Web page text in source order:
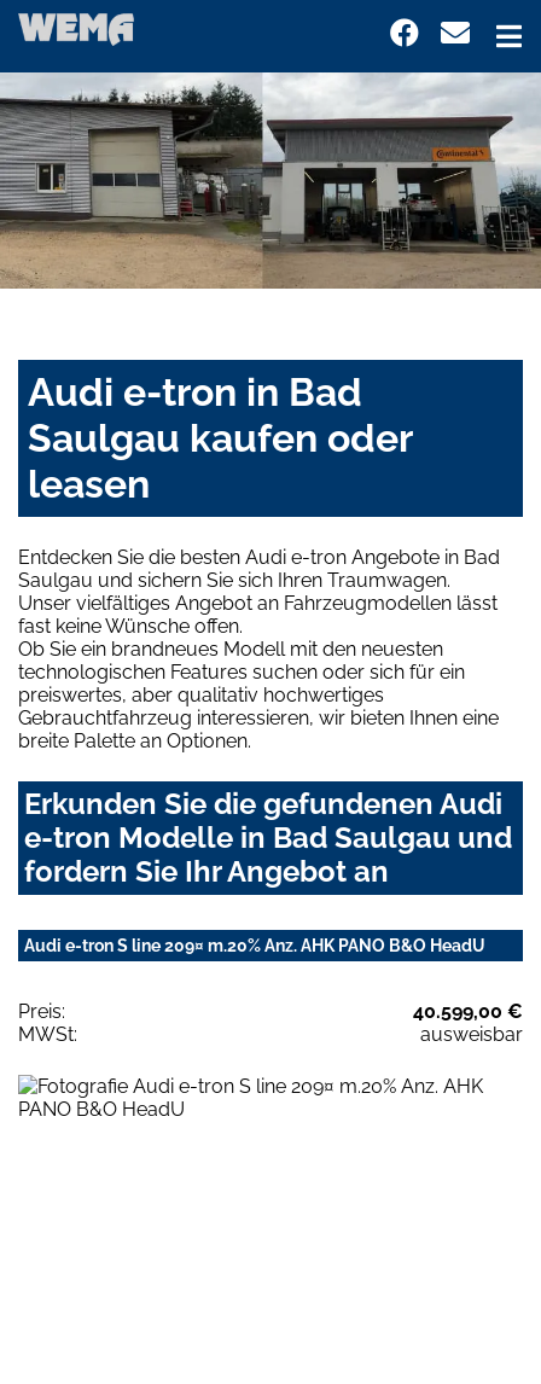
Audi e-tron in Bad
Saulgau kaufen oder
leasen
Entdecken Sie die besten Audi e-tron Angebote in Bad
Saulgau und sichern Sie sich Ihren Traumwagen.
Unser vielfältiges Angebot an Fahrzeugmodellen lässt
fast keine Wünsche offen.
Ob Sie ein brandneues Modell mit den neuesten
technologischen Features suchen oder sich für ein
preiswertes, aber qualitativ hochwertiges
Gebrauchtfahrzeug interessieren, wir bieten Ihnen eine
breite Palette an Optionen.
Erkunden Sie die gefundenen Audi
e-tron Modelle in Bad Saulgau und
fordern Sie Ihr Angebot an
Audi e-tron S line 209¤ m.20% Anz. AHK PANO B&O HeadU
Preis:
40.599,00 €
MWSt:
ausweisbar